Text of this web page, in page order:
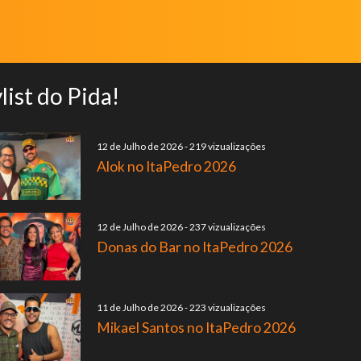
do Pida!
12 de Julho de 2026-219 vizualizações
Alok no ItaPedro 2026
12 de Julho de 2026-237 vizualizações
Donas do Bar no ItaPedro 2026
11 de Julho de 2026-223 vizualizações
Mikael Santos no ItaPedro 2026